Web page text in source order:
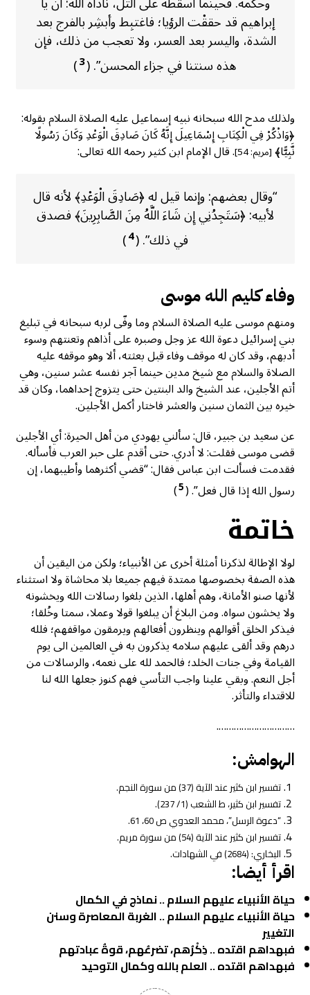
إبراهيم قد حققْت الرؤيا؛ فاغتبِط وأبشِر بالفرج بعد
الشدة، واليسر بعد العسر، ولا تعجب من ذلك، فإن
هذه سنتنا في جزاء المحسن”. (3
)
ولذلك مدح الله سبحانه نبيه إسماعيل عليه الصلاة السلام بقوله:
﴿وَاذْكُرْ فِي الْكِتَابِ إِسْمَاعِيلَ إِنَّهُ كَانَ صَادِقَ الْوَعْدِ وَكَانَ رَسُولًا
نَّبِيًّا﴾[مريم: 54] . قال الإمام ابن کثیر رحمه الله تعالى:
“وقال بعضهم: وإنما قيل له ﴿صَادِقَ الْوَعْدِ﴾ لأنه قال
لأبيه: ﴿سَتَجِدُنِي إِن شَاءَ اللَّهُ مِنَ الصَّابِرِينَ﴾ فصدق
في ذلك”. (4
)
وفاء كليم الله موسى
ومنهم موسى عليه الصلاة السلام وما وفّى لربه سبحانه في تبليغ
بني إسرائيل دعوة الله عز وجل وصبره على أذاهم وتعنتهم وسوء
أدبهم، وقد كان له موقف وفاء قبل بعثته، ألا وهو موقفه عليه
الصلاة والسلام مع شیخ مدين حينما آجر نفسه عشر سنين، وهي
أتم الأجلين، عند الشيخ والد البنتين حتى يتزوج إحداهما، وكان قد
خیره بين الثمان سنين والعشر فاختار أكمل الأجلين.
عن سعيد بن جبير، قال: سألني يهودي من أهل الحيرة: أي الأجلين
قضى موسى فقلت: لا أدري. حتى أقدم على حبر العرب فأسأله.
فقدمت فسألت ابن عباس فقال: “قضي أكثرهما وأطيبهما، إن
رسول الله إذا قال فعل”. (5
)
خاتمة
لولا الإطالة لذكرنا أمثلة أخرى عن الأنبياء؛ ولكن من اليقين أن
هذه الصفة بخصوصها ممتدة فيهم جميعا بلا محاشاة ولا استثناء
لأنها صنو الأمانة، وهم أهلها، الذين بلغوا رسالات الله ويخشونه
ولا يخشون سواه. ومن البلاغ أن يبلغوا قولا وعملا، سمتا وخُلقا؛
فيذكر الخلق أقوالهم وينظرون أفعالهم ويرمقون مواقفهم؛ فلله
درهم وقد ألقى عليهم سلامه يذكرون به في العالمين الى يوم
القيامة وفي جنات الخلد؛ فالحمد لله على نعمه، والرسالات من
أجل النعم. وبقي علينا واجب التأسي فهم كنوز جعلها الله لنا
للاقتداء والتأثر.
………………………….
الهوامش:
تفسير ابن كثير عند الآية (37) من سورة النجم.
تفسير ابن کثیر، ط الشعب (1/ 237).
“دعوة الرسل”، محمد العدوي ص 60، 61.
تفسير ابن كثير عند الآية (54) من سورة مريم.
البخاري: (2684) في الشهادات.
اقرأ أيضا:
حياة الأنبياء عليهم السلام .. نماذج في الكمال
حياة الأنبياء عليهم السلام .. الغربة المعاصرة وسنن
التغيير
فبهداهم اقتده .. ذِكْرُهم، تضرعُهم، قوةُ عبادتهم
فبهداهم اقتده .. العلم بالله وكمال التوحيد